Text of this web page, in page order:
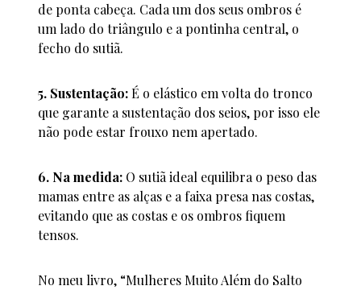
de ponta cabeça. Cada um dos seus ombros é
um lado do triângulo e a pontinha central, o
fecho do sutiã.
5. Sustentação:É o elástico em volta do tronco
que garante a sustentação dos seios, por isso ele
não pode estar frouxo nem apertado.
6. Na medida: O sutiã ideal equilibra o peso das
mamas entre as alças e a faixa presa nas costas,
evitando que as costas e os ombros fiquem
tensos.
No meu livro, “Mulheres Muito Além do Salto